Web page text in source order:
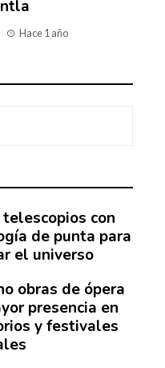
Hace 1 año
con
de punta para
el universo
obras de ópera
presencia en
y festivales